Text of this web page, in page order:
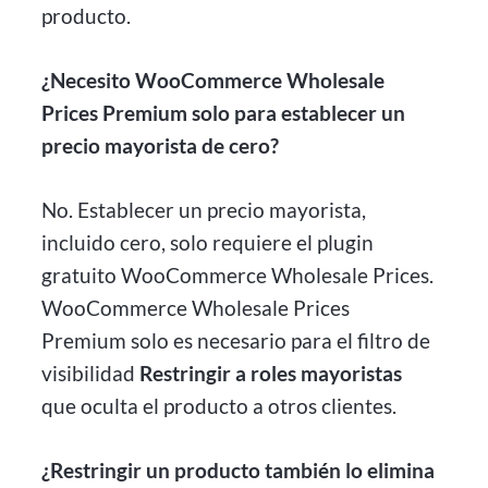
producto.
¿Necesito WooCommerce Wholesale
Prices Premium solo para establecer un
precio mayorista de cero?
No. Establecer un precio mayorista,
incluido cero, solo requiere el plugin
gratuito WooCommerce Wholesale Prices.
WooCommerce Wholesale Prices
Premium solo es necesario para el filtro de
visibilidad Restringir a roles mayoristas
que oculta el producto a otros clientes.
¿Restringir un producto también lo elimina